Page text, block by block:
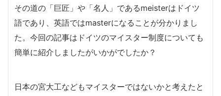
その道の「巨匠」や「名人」であるmeisterはドイツ
語であり、英語ではmasterになることが分かりまし
た。今回の記事はドイツのマイスター制度についても
簡単に紹介しましたがいかがでしたか？
日本の宮大工などもマイスターではないかと考えたと